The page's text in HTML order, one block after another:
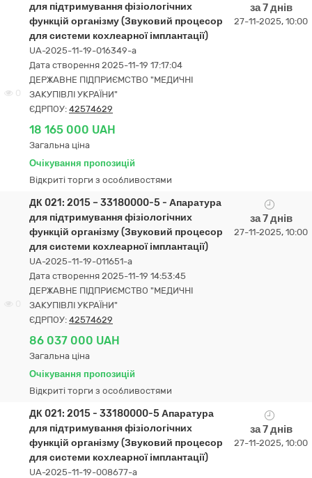
0
для підтримування фізіологічних
функцій організму (Звуковий процесор
для системи кохлеарної імплантації)
UA-2025-11-19-016349-a
Дата створення 2025-11-19 17:17:04
ДЕРЖАВНЕ ПІДПРИЄМСТВО "МЕДИЧНІ
ЗАКУПІВЛІ УКРАЇНИ"
ЄДРПОУ: 42574629
18 165 000 UAH
Загальна ціна
Очікування пропозицій
Відкриті торги з особливостями
за 7 днів
27-11-2025, 10:00
ДК 021: 2015 – 33180000-5 - Апаратура
для підтримування фізіологічних
функцій організму (Звуковий процесор
для системи кохлеарної імплантації)
UA-2025-11-19-011651-a
Дата створення 2025-11-19 14:53:45
ДЕРЖАВНЕ ПІДПРИЄМСТВО "МЕДИЧНІ
ЗАКУПІВЛІ УКРАЇНИ"
ЄДРПОУ: 42574629
86 037 000 UAH
Загальна ціна
Очікування пропозицій
Відкриті торги з особливостями
за 7 днів
27-11-2025, 10:00
ДК 021: 2015 - 33180000-5 Апаратура
для підтримування фізіологічних
функцій організму (Звуковий процесор
для системи кохлеарної імплантації)
UA-2025-11-19-008677-a
за 7 днів
27-11-2025, 10:00